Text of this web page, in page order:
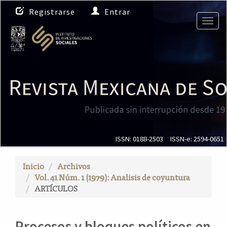
N
a
v
e
g
i
ó
n
c
Registrarse Entrar
ISSN: 0188-2503 ISSN-e: 2594-0651
Inicio
Archivos
Vol. 41 Núm. 1 (1979): Analisis de coyuntura
ARTÍCULOS